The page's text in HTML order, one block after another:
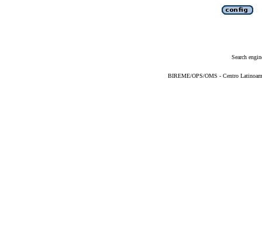
Search
BIREME/OPS/OMS - Centro